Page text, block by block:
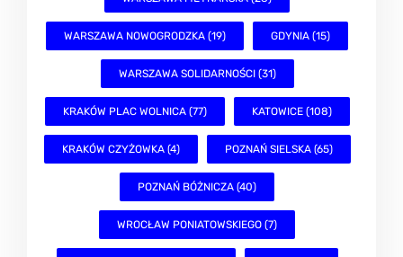
WARSZAWA NOWOGRODZKA (19) GDYNIA (15)
WARSZAWA SOLIDARNOŚCI (31)
KRAKÓW PLAC WOLNICA (77) KATOWICE (108)
KRAKÓW CZYŻOWKA (4) POZNAŃ SIELSKA (65)
POZNAŃ BÓŻNICZA (40)
WROCŁAW PONIATOWSKIEGO (7)